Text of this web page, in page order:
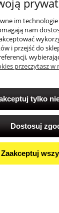
Zakupy
Twoje konto
pełną
im
nam
i przejść do
przeczytasz w
tylko
Dostosuj
Zaakceptuj